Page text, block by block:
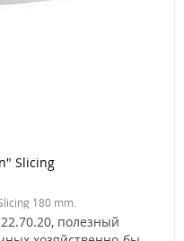
Slicing
180 mm.
полезный